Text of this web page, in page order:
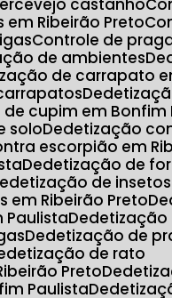
castanho
em Ribeirão Preto
Controle de
de ambientes
de carrapato
de cupim em Bonfim
solo Dedetização
escorpião em
Dedetização de
Dedetização de insetos
em Ribeirão Preto
Paulista
Dedetização de
de rato
Preto
Paulista